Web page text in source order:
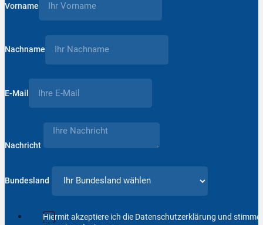
Vorname
Nachname
E-Mail
Nachricht
Bundesland
Hiermit akzeptiere ich die Datenschutzerklärung und